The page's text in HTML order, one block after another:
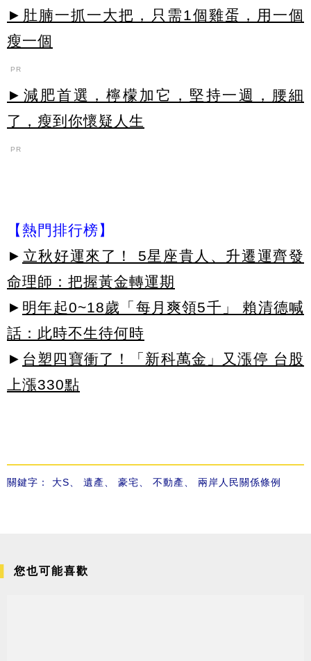
►肚腩一抓一大把，只需1個雞蛋，用一個
瘦一個
PR
►減肥首選，檸檬加它，堅持一週，腰細
了，瘦到你懷疑人生
PR
【熱門排行榜】
► 立秋好運來了！ 5星座貴人、升遷運齊發
命理師：把握黃金轉運期
► 明年起0~18歲「每月爽領5千」 賴清德喊
話：此時不生待何時
► 台塑四寶衝了！「新科萬金」又漲停 台股
上漲330點
關鍵字： 大S 遺產 豪宅 不動產 兩岸人民關係條例
您也可能喜歡